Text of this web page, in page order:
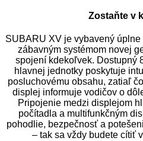
Zostaňte v
SUBARU XV je vybavený
zábavným systémom novej
spojení kdekoľvek. Dostupný
hlavnej jednotky poskytuje
posluchovému obsahu, zatiaľ
displej informuje vodičov o
Pripojenie medzi displejom
počítadla a multifunkčným
pohodlie, bezpečnosť a
– tak sa vždy budete cítiť